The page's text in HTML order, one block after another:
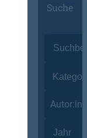
Suche